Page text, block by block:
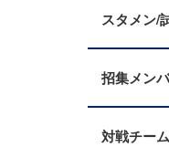
スタメン/
招集メン
対戦チー